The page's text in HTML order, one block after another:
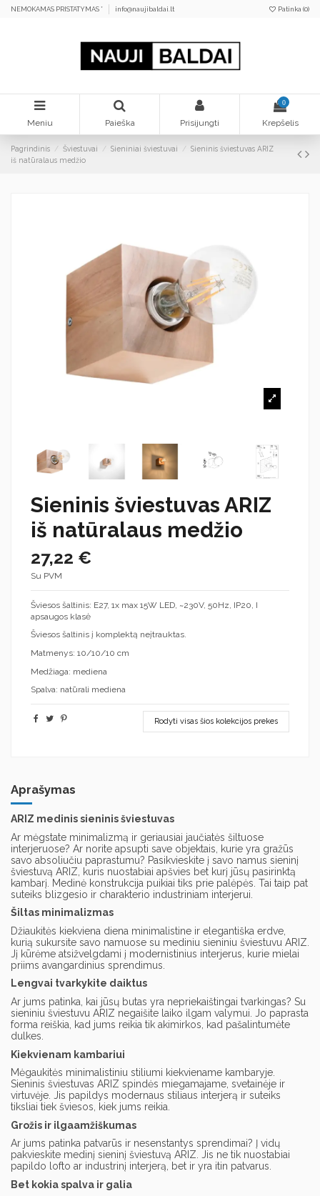
NEMOKAMAS PRISTATYMAS * info@naujibaldai.lt Patinka (0)
Meniu Paieška Prisijungti
0
Krepšelis
Pagrindinis Šviestuvai Sieniniai šviestuvai
Sieninis šviestuvas ARIZ
iš natūralaus medžio
Sieninis šviestuvas ARIZ
iš natūralaus medžio
27,22 €
Su PVM
Šviesos šaltinis: E27, 1x max 15W LED, ~230V, 50Hz, IP20, I
apsaugos klasė
Šviesos šaltinis į komplektą neįtrauktas.
Matmenys: 10/10/10 cm
Medžiaga: mediena
Spalva: natūrali mediena
Rodyti visas šios kolekcijos prekes
Aprašymas
ARIZ medinis sieninis šviestuvas
Ar mėgstate minimalizmą ir geriausiai jaučiatės šiltuose
interjeruose? Ar norite apsupti save objektais, kurie yra gražūs
savo absoliučiu paprastumu? Pasikvieskite į savo namus sieninį
šviestuvą ARIZ, kuris nuostabiai apšvies bet kurį jūsų pasirinktą
kambarį. Medinė konstrukcija puikiai tiks prie palėpės. Tai taip pat
suteiks blizgesio ir charakterio industriniam interjerui.
Šiltas minimalizmas
Džiaukitės kiekviena diena minimalistine ir elegantiška erdve,
kurią sukursite savo namuose su mediniu sieniniu šviestuvu ARIZ.
Jį kūrėme atsižvelgdami į modernistinius interjerus, kurie mielai
priims avangardinius sprendimus.
Lengvai tvarkykite daiktus
Ar jums patinka, kai jūsų butas yra nepriekaištingai tvarkingas? Su
sieniniu šviestuvu ARIZ negaišite laiko ilgam valymui. Jo paprasta
forma reiškia, kad jums reikia tik akimirkos, kad pašalintumėte
dulkes.
Kiekvienam kambariui
Mėgaukitės minimalistiniu stiliumi kiekviename kambaryje.
Sieninis šviestuvas ARIZ spindės miegamajame, svetainėje ir
virtuvėje. Jis papildys modernaus stiliaus interjerą ir suteiks
tiksliai tiek šviesos, kiek jums reikia.
Grožis ir ilgaamžiškumas
Ar jums patinka patvarūs ir nesenstantys sprendimai? Į vidų
pakvieskite medinį sieninį šviestuvą ARIZ. Jis ne tik nuostabiai
papildo lofto ar industrinį interjerą, bet ir yra itin patvarus.
Bet kokia spalva ir galia